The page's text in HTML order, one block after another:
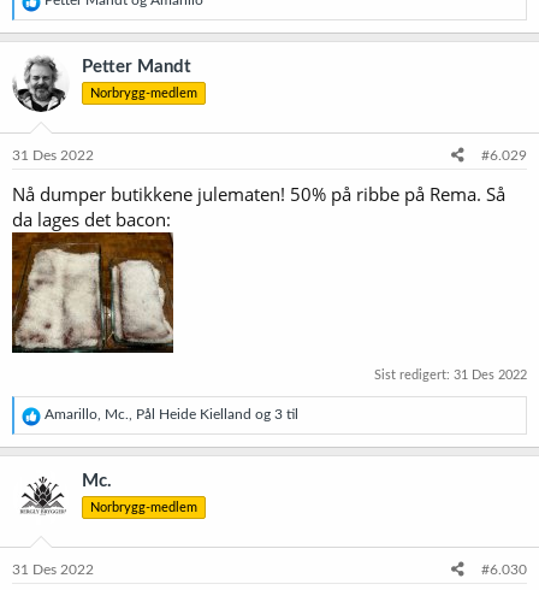
Hylla bak i kjøleskapet var litt smal, så jeg måtte skru fast et
strammebånd for å holde fast 2-liters flaska med CO².
Vis vedlegget 60134
Vis vedlegget 60135
Kraner ble kjapt montert.
Vis vedlegget 60136
Og dryppbrett.
Vis vedlegget 60137
Så da er alt klart, mangler bare en liten detalj, øl, men det må vel
ordne seg i løpet av neste år.
e
a
k
s
j
o
e
:
Petter Mandt
Norbrygg-medlem
31 Des 2022 #6.029
Nå dumper butikkene julematen! 50% på ribbe på Rema. Så
da lages det bacon:
Sist redigert: 31 Des 2022
R
e
a
s
j
e
Amarillo Mc. Pål Heide Kielland og 3 til
Mc.
Norbrygg-medlem
31 Des 2022 #6.030